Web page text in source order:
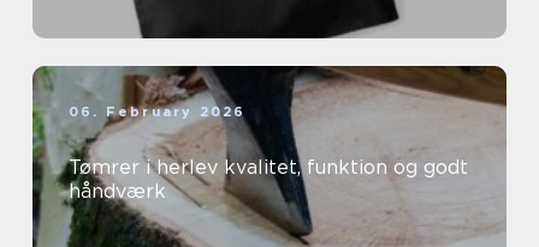
06. February 2026
Tømrer i herlev kvalitet, funktion og godt
håndværk